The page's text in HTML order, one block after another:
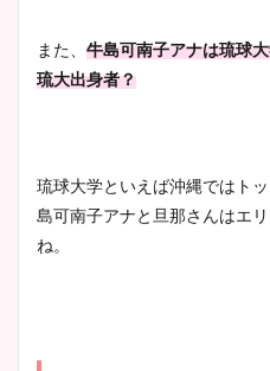
また、 牛島可南子アナは琉球
琉大出身者？
琉球大学といえば沖縄ではト
島可南子アナと旦那さんはエ
ね。